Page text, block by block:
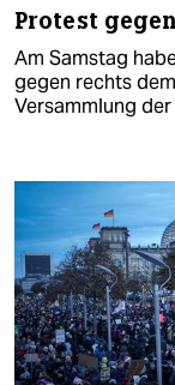
Protest
Am Samstag
gegen rechts
Versammlung der